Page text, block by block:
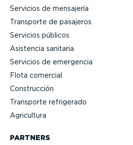
Servicios de mensajería
Transporte de pasajeros
Servicios públicos
Asistencia sanitaria
Servicios de emergencia
Flota comercial
Construcción
Transporte refrigerado
Agricultura
PARTNERS